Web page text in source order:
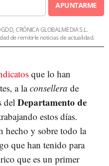
APUNTARME
CRÓNICA GLOBALMEDIA S.L.
de remitirle noticias de actualidad.
que lo han
a laconsellera de
del Departamento de
estos días.
hecho y sobre todo la
que han tenido para
que es un primer